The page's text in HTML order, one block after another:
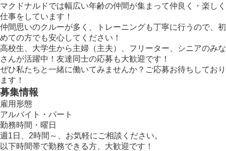
マクドナルドでは幅広い年齢の仲間が集まって仲良く・楽しく
仕事をしています！
仲間思いのクルーが多く、トレーニングも丁寧に行うので、初
めての方でも安心してください！
高校生、大学生から主婦（主夫）、フリーター、シニアのみな
さんが活躍中！友達同士の応募も大歓迎です！
ぜひ私たちと一緒に働いてみませんか？ご応募お待ちしており
ます！
募集情報
雇用形態
アルバイト・パート
勤務時間・曜日
週1日、2時間～、お気軽にご相談ください。
以下時間帯で勤務できる方、大歓迎です！